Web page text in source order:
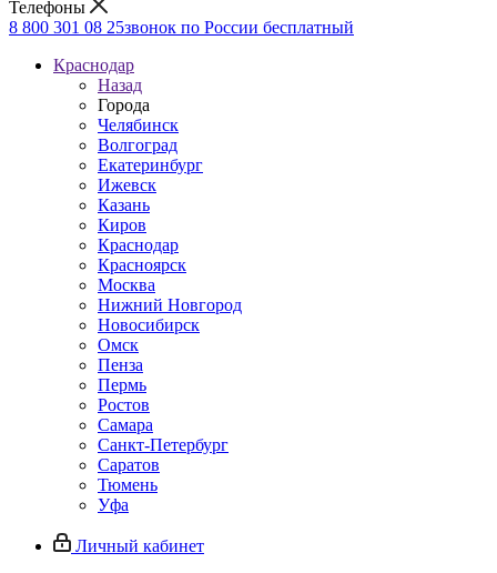
Телефоны
8 800 301 08 25звонок по России бесплатный
Краснодар
Назад
Города
Челябинск
Волгоград
Екатеринбург
Ижевск
Казань
Киров
Краснодар
Красноярск
Москва
Нижний Новгород
Новосибирск
Омск
Пенза
Пермь
Ростов
Самара
Санкт-Петербург
Саратов
Тюмень
Уфа
Личный кабинет